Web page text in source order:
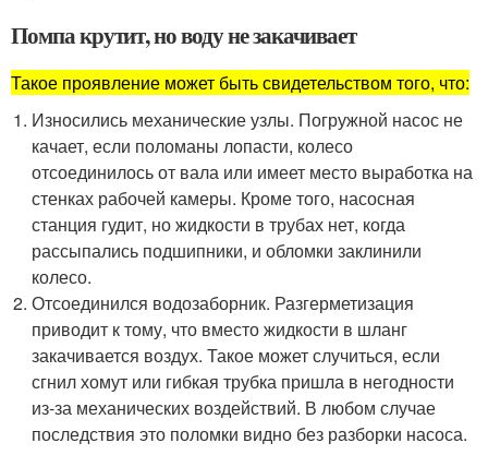
Помпа крутит, но воду не закачивает
Такое проявление может быть свидетельством того, что:
Износились механические узлы. Погружной насос не
качает, если поломаны лопасти, колесо
отсоединилось от вала или имеет место выработка на
стенках рабочей камеры. Кроме того, насосная
станция гудит, но жидкости в трубах нет, когда
рассыпались подшипники, и обломки заклинили
колесо.
Отсоединился водозаборник. Разгерметизация
приводит к тому, что вместо жидкости в шланг
закачивается воздух. Такое может случиться, если
сгнил хомут или гибкая трубка пришла в негодности
из-за механических воздействий. В любом случае
последствия это поломки видно без разборки насоса.